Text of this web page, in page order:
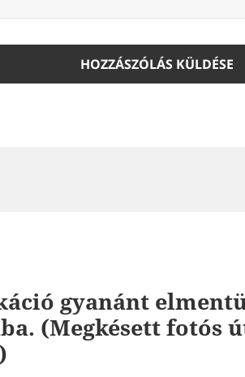
gyanánt
(Megkésett fotós